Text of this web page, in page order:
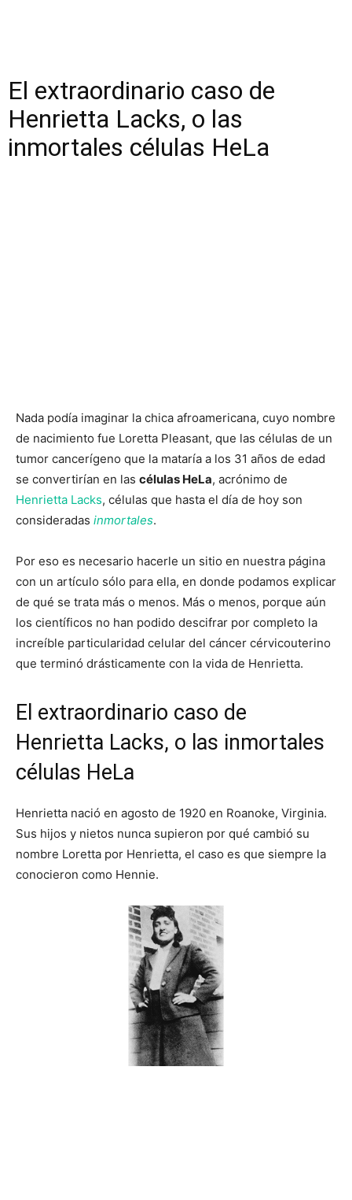
El extraordinario caso de
Henrietta Lacks, o las
inmortales células HeLa
Nada podía imaginar la chica afroamericana, cuyo nombre
de nacimiento fue Loretta Pleasant, que las células de un
tumor cancerígeno que la mataría a los 31 años de edad
se convertirían en las células HeLa, acrónimo de
Henrietta Lacks, células que hasta el día de hoy son
consideradas inmortales.
Por eso es necesario hacerle un sitio en nuestra página
con un artículo sólo para ella, en donde podamos explicar
de qué se trata más o menos. Más o menos, porque aún
los científicos no han podido descifrar por completo la
increíble particularidad celular del cáncer cérvicouterino
que terminó drásticamente con la vida de Henrietta.
El extraordinario caso de
Henrietta Lacks, o las inmortales
células HeLa
Henrietta nació en agosto de 1920 en Roanoke, Virginia.
Sus hijos y nietos nunca supieron por qué cambió su
nombre Loretta por Henrietta, el caso es que siempre la
conocieron como Hennie.